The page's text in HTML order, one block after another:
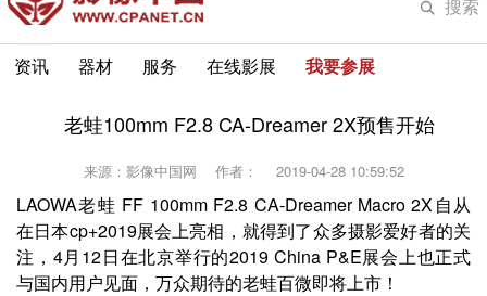
搜索
资讯 器材 服务 在线影展 我要参展
老蛙100mm F2.8 CA-Dreamer 2X预售开始
来源：影像中国网 作者： 2019-04-28 10:59:52
LAOWA老蛙 FF 100mm F2.8 CA-Dreamer Macro 2X自从
在日本cp+2019展会上亮相，就得到了众多摄影爱好者的关
注，4月12日在北京举行的2019 China P&E展会上也正式
与国内用户见面，万众期待的老蛙百微即将上市！